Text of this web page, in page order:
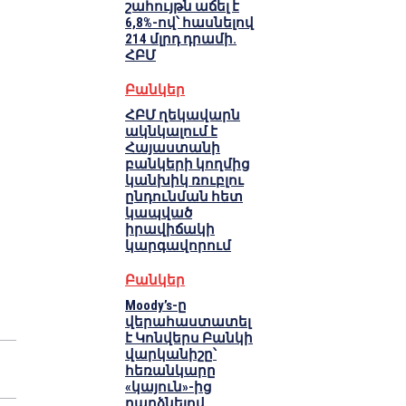
շահույթն աճել է
6,8%-ով՝ հասնելով
214 մլրդ դրամի.
ՀԲՄ
Բանկեր
ՀԲՄ ղեկավարն
ակնկալում է
Հայաստանի
բանկերի կողմից
կանխիկ ռուբլու
ընդունման հետ
կապված
իրավիճակի
կարգավորում
Բանկեր
Moody’s-ը
վերահաստատել
է Կոնվերս Բանկի
վարկանիշը՝
հեռանկարը
«կայուն»-ից